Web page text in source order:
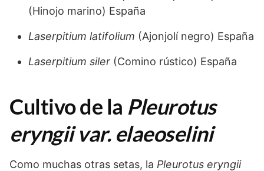
(Hinojo marino) España
Laserpitium latifolium (Ajonjolí negro) España
Laserpitium siler (Comino rústico) España
Cultivo de la Pleurotus
eryngii var. elaeoselini
Como muchas otras setas, la Pleurotus eryngii